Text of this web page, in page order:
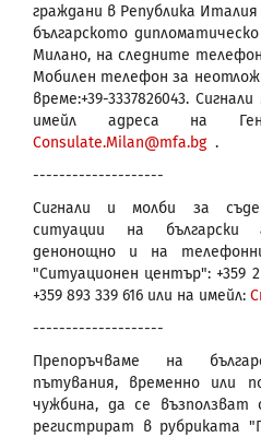
граждани в Република
българското
Милано, на следните
Мобилен телефон за
време:+39-3337826043.
имейл адреса на
Consulate.Milan@mfa.bg.
--------------------
Сигнали и молби за
ситуации на български
денонощно и на
"Ситуационен център": +359 2
+359 893 339 616 или на имейл:
--------------------
Препоръчваме на
пътувания, временно или
чужбина, да се
регистрират в рубриката